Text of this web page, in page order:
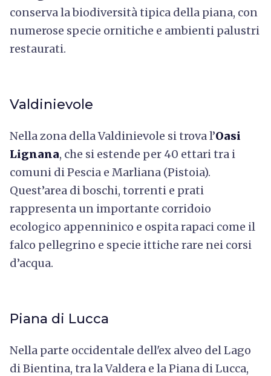
conserva la biodiversità tipica della piana, con
numerose specie ornitiche e ambienti palustri
restaurati.
Valdinievole
Nella zona della Valdinievole si trova l’Oasi
Lignana, che si estende per 40 ettari tra i
comuni di Pescia e Marliana (Pistoia).
Quest’area di boschi, torrenti e prati
rappresenta un importante corridoio
ecologico appenninico e ospita rapaci come il
falco pellegrino e specie ittiche rare nei corsi
d’acqua.
Piana di Lucca
Nella parte occidentale dell'ex alveo del Lago
di Bientina, tra la Valdera e la Piana di Lucca,